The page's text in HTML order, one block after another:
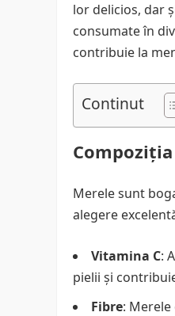
lor delicios, dar
consumate în
contribuie la
Continut
Merele sunt
alegere
Vitamina C:
pielii și
Fibre: